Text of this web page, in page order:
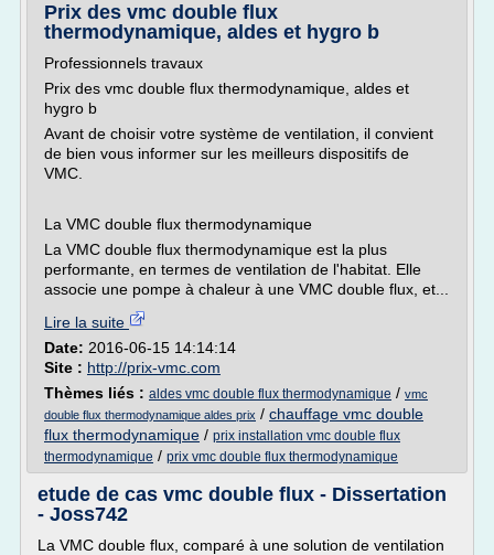
Prix des vmc double flux
thermodynamique, aldes et hygro b
Professionnels travaux
Prix des vmc double flux thermodynamique, aldes et
hygro b
Avant de choisir votre système de ventilation, il convient
de bien vous informer sur les meilleurs dispositifs de
VMC.
La VMC double flux thermodynamique
La VMC double flux thermodynamique est la plus
performante, en termes de ventilation de l'habitat. Elle
associe une pompe à chaleur à une VMC double flux, et...
Lire la suite
Date: 2016-06-15 14:14:14
Site : http://prix-vmc.com
Thèmes liés : aldes vmc double flux thermodynamique / vmc
double flux thermodynamique aldes prix / chauffage vmc double
flux thermodynamique / prix installation vmc double flux
thermodynamique / prix vmc double flux thermodynamique
etude de cas vmc double flux - Dissertation
- Joss742
La VMC double flux, comparé à une solution de ventilation